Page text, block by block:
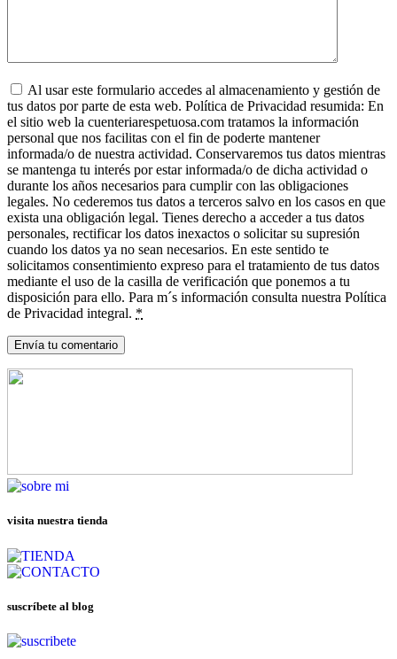
Al usar este formulario accedes al almacenamiento y gestión de
tus datos por parte de esta web. Política de Privacidad resumida: En
el sitio web la cuenteriarespetuosa.com tratamos la información
personal que nos facilitas con el fin de poderte mantener
informada/o de nuestra actividad. Conservaremos tus datos mientras
se mantenga tu interés por estar informada/o de dicha actividad o
durante los años necesarios para cumplir con las obligaciones
legales. No cederemos tus datos a terceros salvo en los casos en que
exista una obligación legal. Tienes derecho a acceder a tus datos
personales, rectificar los datos inexactos o solicitar su supresión
cuando los datos ya no sean necesarios. En este sentido te
solicitamos consentimiento expreso para el tratamiento de tus datos
mediante el uso de la casilla de verificación que ponemos a tu
disposición para ello. Para m´s información consulta nuestra Política
de Privacidad integral. *
visita nuestra tienda
suscríbete al blog